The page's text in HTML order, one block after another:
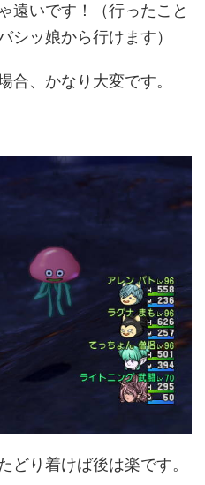
遠いです！（行ったこと
シッ娘から行けます）
合、かなり大変です。
どり着けば後は楽です。